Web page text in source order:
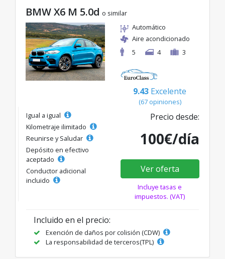
BMW X6 M 5.0d o similar
Automático
Aire acondicionado
5
4 3
9.43 Excelente
(67 opiniones)
Igual a igual
Kilometraje ilimitado
Reunirse y Saludar
Depósito en efectivo
aceptado
Conductor adicional
incluido
Precio desde:
100€/día
Ver oferta
Incluye tasas e
impuestos. (VAT)
Incluido en el precio:
Exención de daños por colisión (CDW)
La responsabilidad de terceros(TPL)